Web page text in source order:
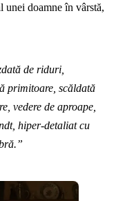
unei doamne în vârstă,
de riduri,
primitoare, scăldată
vedere de aproape,
hiper-detaliat cu